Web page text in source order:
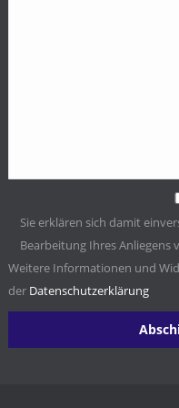
Sie erklären sich damit
Bearbeitung Ihres
Weitere Informationen und
der Datenschutzerklärung